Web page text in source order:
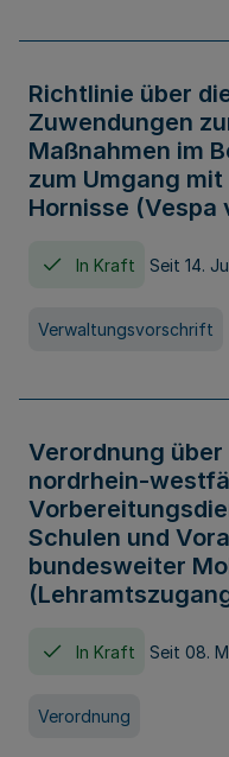
Richtlinie über
Zuwendungen
Maßnahmen im
zum Umgang
Hornisse (Vespa
In Kraft Seit 14.
Verwaltungsvorschrift
Verordnung
nordrhein-
Schulen und
bundesweiter
In Kraft Seit 08.
Verordnung